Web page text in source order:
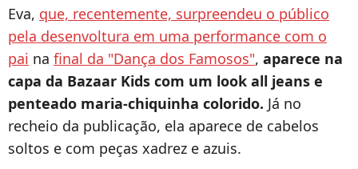
Eva, que, recentemente, surpreendeu o público
pela desenvoltura em uma performance com o
pai na final da "Dança dos Famosos", aparece na
capa da Bazaar Kids com um look all jeans e
penteado maria-chiquinha colorido. Já no
recheio da publicação, ela aparece de cabelos
soltos e com peças xadrez e azuis.